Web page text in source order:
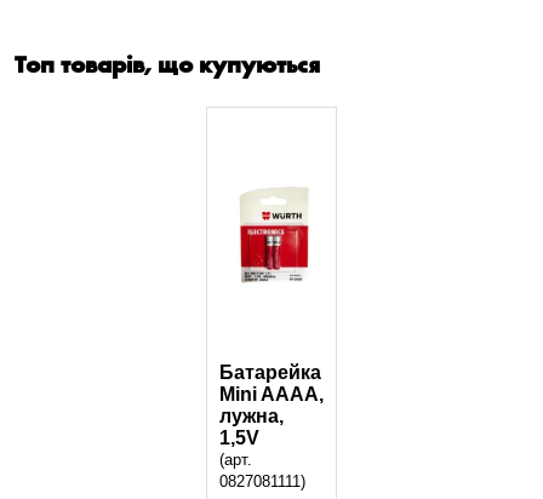
Топ товарів, що купуються
Батарейка
Mini AAAA,
лужна,
1,5V
(арт.
0827081111)